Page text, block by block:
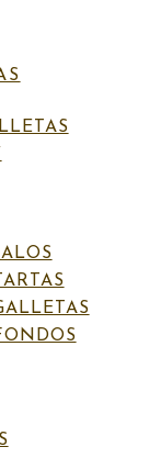
azúcar tartas